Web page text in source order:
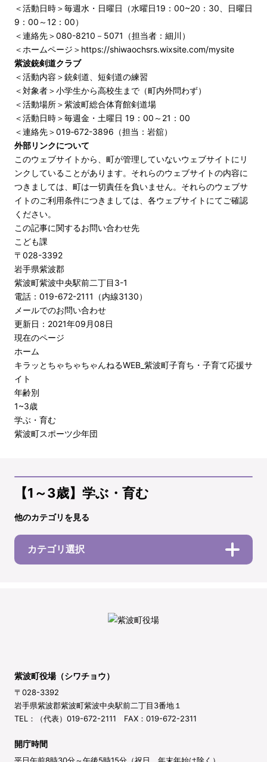
＜活動日時＞毎週水・日曜日（水曜日19：00~20：30、日曜日
9：00～12：00）
＜連絡先＞080-8210－5071（担当者：細川）
＜ホームページ＞ https://shiwaochsrs.wixsite.com/mysite
紫波銃剣道クラブ
＜活動内容＞銃剣道、短剣道の練習
＜対象者＞小学生から高校生まで（町内外問わず）
＜活動場所＞紫波町総合体育館剣道場
＜活動日時＞毎週金・土曜日 19：00～21：00
＜連絡先＞019‐672-3896（担当：岩舘）
外部リンクについて
このウェブサイトから、町が管理していないウェブサイトにリ
ンクしていることがあります。それらのウェブサイトの内容に
つきましては、町は一切責任を負いません。それらのウェブサ
イトのご利用条件につきましては、各ウェブサイトにてご確認
ください。
この記事に関するお問い合わせ先
こども課
〒028-3392
岩手県紫波郡
紫波町紫波中央駅前二丁目3-1
電話：019-672-2111（内線3130）
メールでのお問い合わせ
更新日：2021年09月08日
現在のページ
ホーム
キラッとちゃちゃちゃんねるWEB_紫波町子育ち・子育て応援サ
イト
年齢別
1~3歳
学ぶ・育む
紫波町スポーツ少年団
【1～3歳】学ぶ・育む
他のカテゴリを見る
カテゴリ選択
紫波町役場（シワチョウ）
〒028-3392
岩手県紫波郡紫波町紫波中央駅前二丁目3番地１
TEL：（代表）019-672-2111 FAX：019-672-2311
開庁時間
平日午前8時30分～午後5時15分（祝日、年末年始は除く）